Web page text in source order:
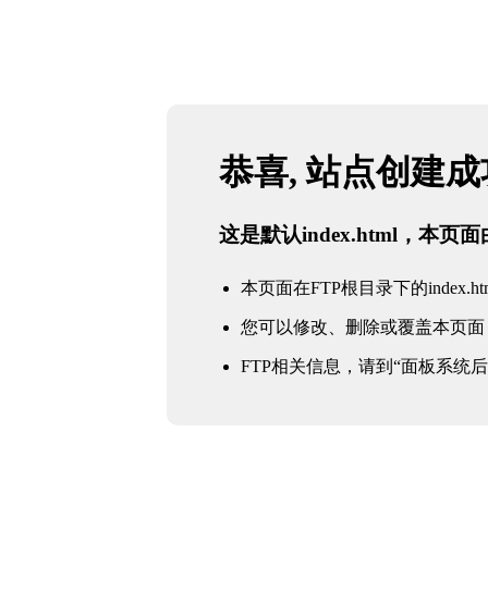
恭喜, 站点创建
这是默认index.html，本页面
本页面在FTP根目录下的
您可以修改、删除或覆盖本页面
FTP相关信息，请到“面板系统